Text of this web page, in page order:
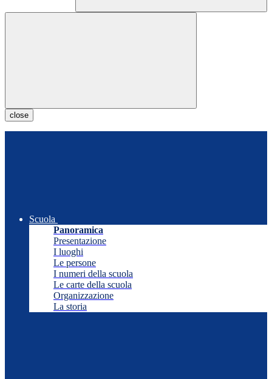
close
Scuola
Panoramica
Presentazione
I luoghi
Le persone
I numeri della scuola
Le carte della scuola
Organizzazione
La storia